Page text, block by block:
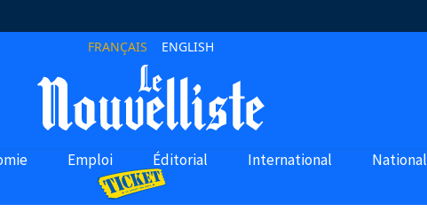
FRANÇAIS ENGLISH
Emploi Éditorial International National